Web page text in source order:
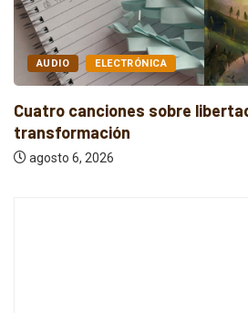
AUDIO INDIE
Cuatro canciones
resistencia
agosto 6, 2026